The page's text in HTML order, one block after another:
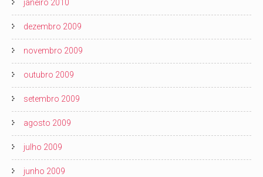
janeiro 2010
dezembro 2009
novembro 2009
outubro 2009
setembro 2009
agosto 2009
julho 2009
junho 2009